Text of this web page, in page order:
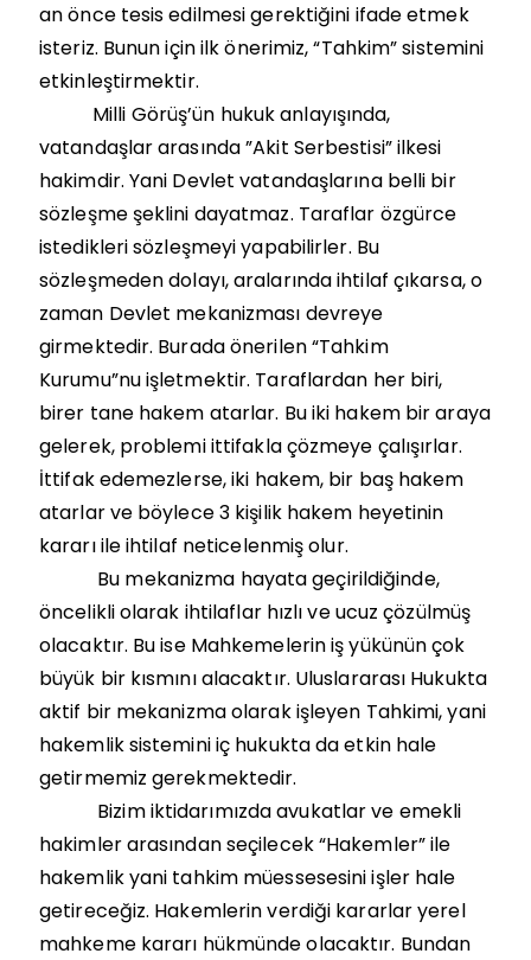
an önce tesis edilmesi gerektiğini ifade etmek
isteriz. Bunun için ilk önerimiz, “Tahkim” sistemini
etkinleştirmektir.
Milli Görüş’ün hukuk anlayışında,
vatandaşlar arasında ”Akit Serbestisi” ilkesi
hakimdir. Yani Devlet vatandaşlarına belli bir
sözleşme şeklini dayatmaz. Taraflar özgürce
istedikleri sözleşmeyi yapabilirler. Bu
sözleşmeden dolayı, aralarında ihtilaf çıkarsa, o
zaman Devlet mekanizması devreye
girmektedir. Burada önerilen “Tahkim
Kurumu”nu işletmektir. Taraflardan her biri,
birer tane hakem atarlar. Bu iki hakem bir araya
gelerek, problemi ittifakla çözmeye çalışırlar.
İttifak edemezlerse, iki hakem, bir baş hakem
atarlar ve böylece 3 kişilik hakem heyetinin
kararı ile ihtilaf neticelenmiş olur.
Bu mekanizma hayata geçirildiğinde,
öncelikli olarak ihtilaflar hızlı ve ucuz çözülmüş
olacaktır. Bu ise Mahkemelerin iş yükünün çok
büyük bir kısmını alacaktır. Uluslararası Hukukta
aktif bir mekanizma olarak işleyen Tahkimi, yani
hakemlik sistemini iç hukukta da etkin hale
getirmemiz gerekmektedir.
Bizim iktidarımızda avukatlar ve emekli
hakimler arasından seçilecek “Hakemler” ile
hakemlik yani tahkim müessesesini işler hale
getireceğiz. Hakemlerin verdiği kararlar yerel
mahkeme kararı hükmünde olacaktır. Bundan